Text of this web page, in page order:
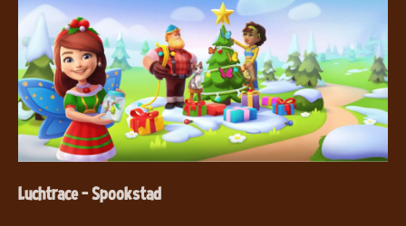
Luchtrace - Spookstad